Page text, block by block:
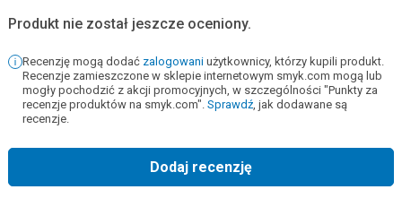
Produkt nie został jeszcze oceniony.
Recenzję mogą dodać zalogowani użytkownicy, którzy kupili produkt.
Recenzje zamieszczone w sklepie internetowym smyk.com mogą lub
mogły pochodzić z akcji promocyjnych, w szczególności "Punkty za
recenzje produktów na smyk.com". Sprawdź, jak dodawane są
recenzje.
Dodaj recenzję